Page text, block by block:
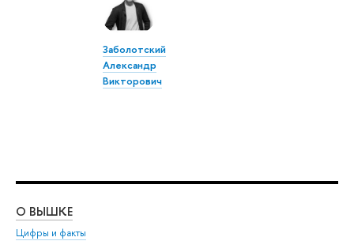
Заболотский
Александр
Викторович
О ВЫШКЕ
Цифры и факты